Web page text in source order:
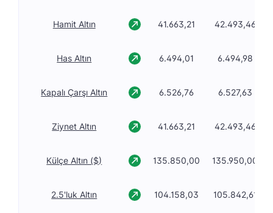
Hamit Altın 41.663,21 42.493,46
Has Altın 6.494,01 6.494,98
Kapalı Çarşı Altın 6.526,76 6.527,63
Ziynet Altın 41.663,21 42.493,46
Külçe Altın ($) 135.850,00 135.950,00
2.5'luk Altın 104.158,03 105.842,61